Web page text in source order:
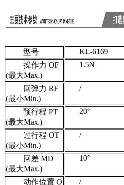
型号
KL-6169
操作力 OF
(最大Max.)
1.5N
回弹力 RF
(最小Min.)
/
预行程 PT
(最大Max.)
20°
过行程 OT
(最小Min.)
/
回差 MD
(最大Max.)
10°
动作位置 O /